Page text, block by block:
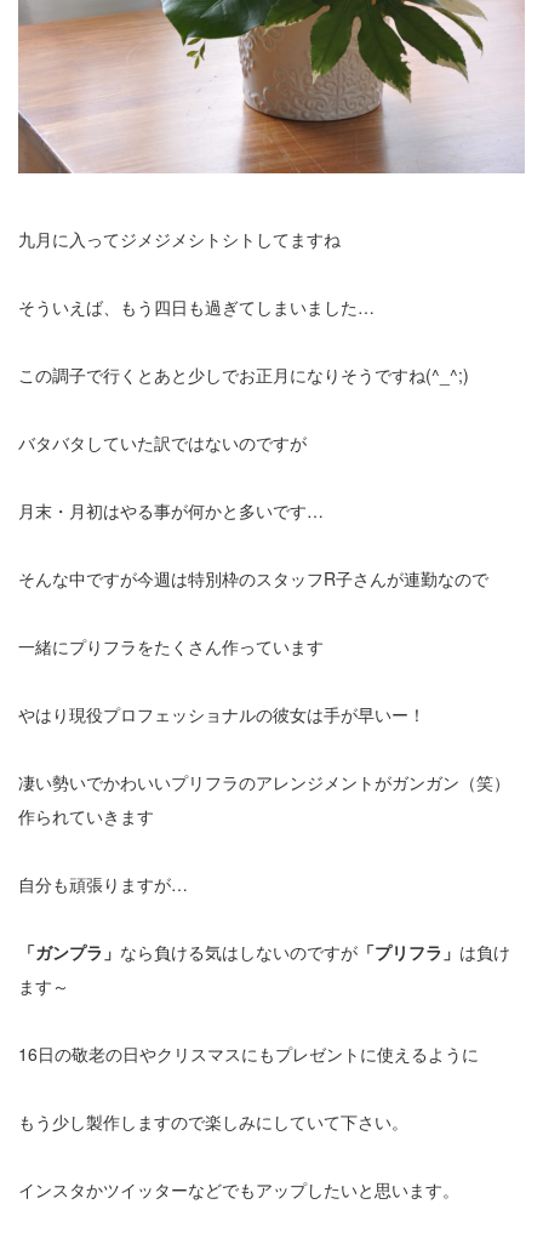
九月に入ってジメジメシトシトしてますね
そういえば、もう四日も過ぎてしまいました…
この調子で行くとあと少しでお正月になりそうですね(^_^;)
バタバタしていた訳ではないのですが
月末・月初はやる事が何かと多いです…
そんな中ですが今週は特別枠のスタッフR子さんが連勤なので
一緒にプりフラをたくさん作っています
やはり現役プロフェッショナルの彼女は手が早いー！
凄い勢いでかわいいプリフラのアレンジメントがガンガン（笑）
作られていきます
自分も頑張りますが…
「ガンプラ」 なら負ける気はしないのですが 「プリフラ」 は負け
ます～
16日の敬老の日やクリスマスにもプレゼントに使えるように
もう少し製作しますので楽しみにしていて下さい。
インスタかツイッターなどでもアップしたいと思います。